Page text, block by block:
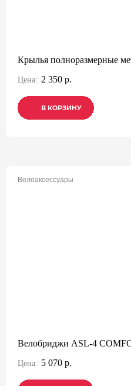
Крылья полноразмерные
Цена: 2 350 р.
В КОРЗИНУ
В КОРЗИНУ
В КОРЗИНУ
Велоаксессуары
Велобриджи ASL-4
Цена: 5 070 р.